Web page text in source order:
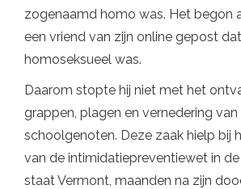
zogenaamd homo was. Het begon
een vriend van zijn online gepost
homoseksueel was.
Daarom stopte hij niet met het
grappen, plagen en vernedering van
schoolgenoten. Deze zaak hielp bij
van de intimidatiepreventiewet in
staat Vermont, maanden na zijn